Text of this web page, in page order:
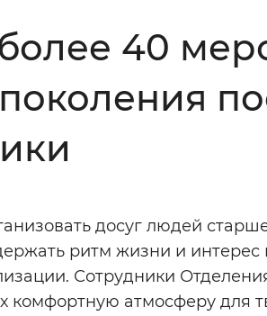
Увеличенный
Остановить
40
досуг людей
ритм жизни и интерес
Сотрудники
комфортную атмосферу для